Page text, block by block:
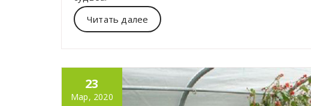
Читать далее
23
Мар, 2020